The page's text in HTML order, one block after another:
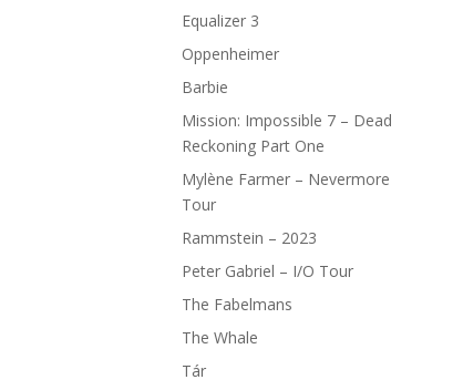
Equalizer 3
Oppenheimer
Barbie
Mission: Impossible 7 – Dead
Reckoning Part One
Mylène Farmer – Nevermore
Tour
Rammstein – 2023
Peter Gabriel – I/O Tour
The Fabelmans
The Whale
Tár